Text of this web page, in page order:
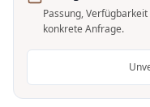
Passung,
konkrete Anfrage.